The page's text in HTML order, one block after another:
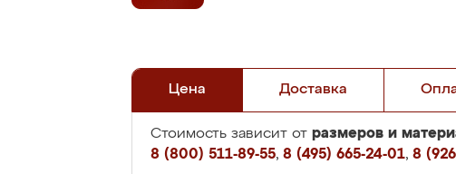
Цена Доставка
Стоимость зависит от размеров и
8 (800) 511-89-55, 8 (495) 665-24-01, 8